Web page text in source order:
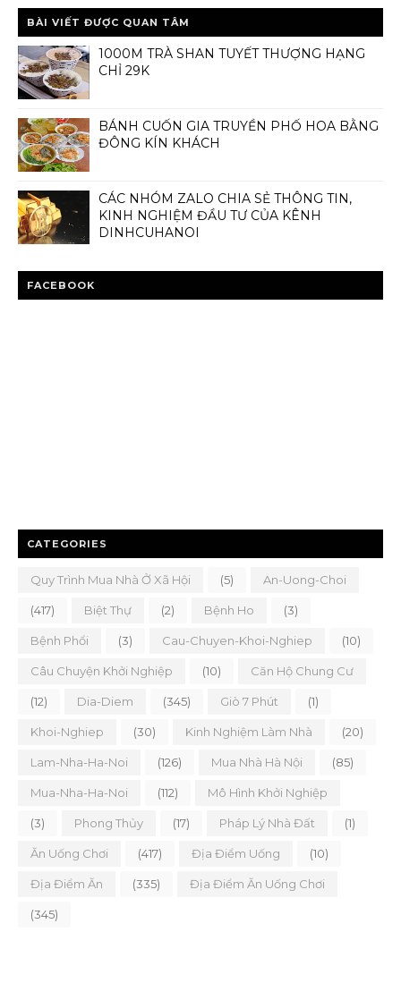
BÀI VIẾT ĐƯỢC QUAN TÂM
1000M TRÀ SHAN TUYẾT THƯỢNG HẠNG
CHỈ 29K
BÁNH CUỐN GIA TRUYỀN PHỐ HOA BẰNG
ĐÔNG KÍN KHÁCH
CÁC NHÓM ZALO CHIA SẺ THÔNG TIN,
KINH NGHIỆM ĐẦU TƯ CỦA KÊNH
DINHCUHANOI
FACEBOOK
CATEGORIES
Quy Trình Mua Nhà Ở Xã Hội (5) An-Uong-Choi
(417) Biệt Thự (2) Bệnh Ho (3)
Bệnh Phổi (3) Cau-Chuyen-Khoi-Nghiep (10)
Câu Chuyện Khởi Nghiệp (10) Căn Hộ Chung Cư
(12) Dia-Diem (345) Giò 7 Phút (1)
Khoi-Nghiep (30) Kinh Nghiệm Làm Nhà (20)
Lam-Nha-Ha-Noi (126) Mua Nhà Hà Nội (85)
Mua-Nha-Ha-Noi (112) Mô Hình Khởi Nghiệp
(3) Phong Thủy (17) Pháp Lý Nhà Đất (1)
Ăn Uống Chơi (417) Địa Điểm Uống (10)
Địa Điểm Ăn (335) Địa Điểm Ăn Uống Chơi
(345)